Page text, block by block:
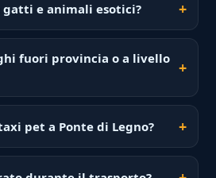
gatti e animali esotici?
fuori provincia o a livello
pet a Ponte di Legno?